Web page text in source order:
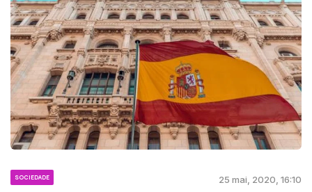
SOCIEDADE 25 mai, 2020, 16:10